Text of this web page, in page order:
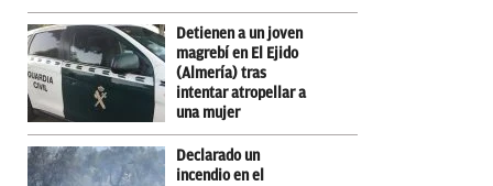
Detienen a un joven
magrebí en El Ejido
(Almería) tras
intentar atropellar a
una mujer
Declarado un
incendio en el